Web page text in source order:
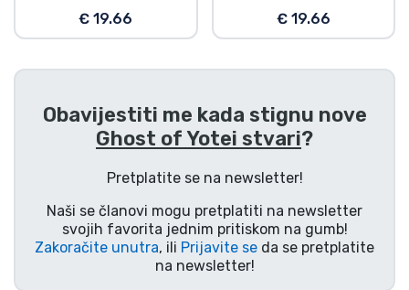
€ 19.66 € 19.66
Obavijestiti me kada stignu nove
Ghost of Yotei stvari?
Pretplatite se na newsletter!
Naši se članovi mogu pretplatiti na newsletter
svojih favorita jednim pritiskom na gumb!
Zakoračite unutra, ili Prijavite se da se pretplatite
na newsletter!
Sportski proizvodi
Vrste proizvoda
Marke